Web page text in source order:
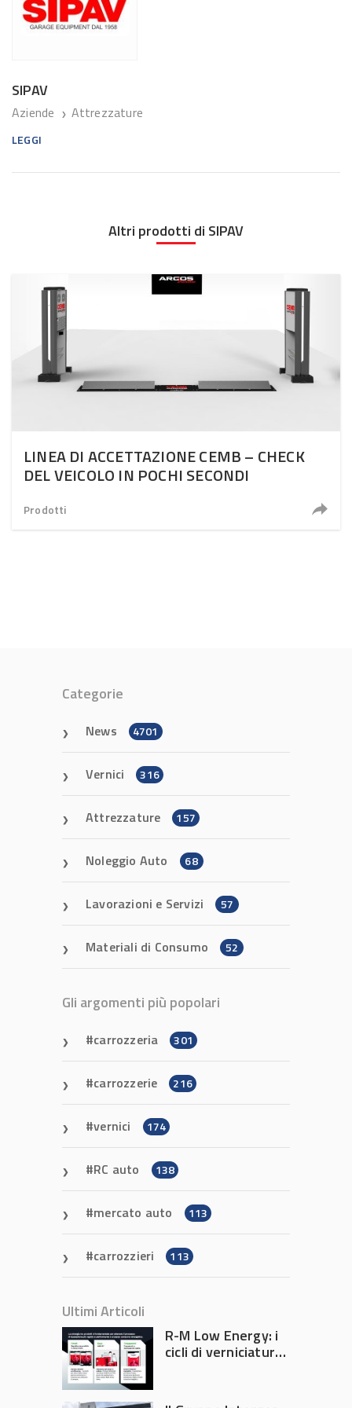
SIPAV
Aziende ❯ Attrezzature
LEGGI
Altri prodotti di SIPAV
LINEA DI ACCETTAZIONE CEMB – CHECK
DEL VEICOLO IN POCHI SECONDI
Prodotti
Categorie
News 4701
Vernici 316
Attrezzature 157
Noleggio Auto 68
Lavorazioni e Servizi 57
Materiali di Consumo 52
Gli argomenti più popolari
carrozzeria 301
carrozzerie 216
vernici 174
RC auto 138
mercato auto 113
carrozzieri 113
Ultimi Articoli
R-M Low Energy: i
cicli di verniciatura
tempi e costi in